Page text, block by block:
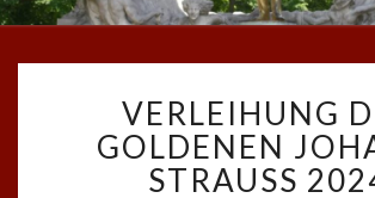
DES
JOHANN
STRAUSS
VERLEIHUNG
GOLDENEN
STRAUSS